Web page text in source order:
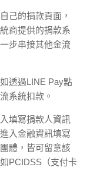
己的捐款頁面，
商提供的捐款系
步串接其他金流
透過LINE Pay點
系統扣款。
填寫捐款人資訊
入金融資訊填寫
體，皆可留意該
PCIDSS（支付卡